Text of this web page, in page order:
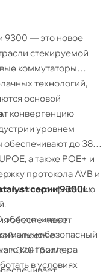
9300 — это новое
стекируемой
коммутаторы
технологий,
основой
конвергенцию
уровнем
до 384
а также POE+ и
протокола AVB и
и классификацию
обеспечивают
безопасный
контроллера
в условиях
серии 9300​L:
обеспечивает
с
в 320 Гбит/с